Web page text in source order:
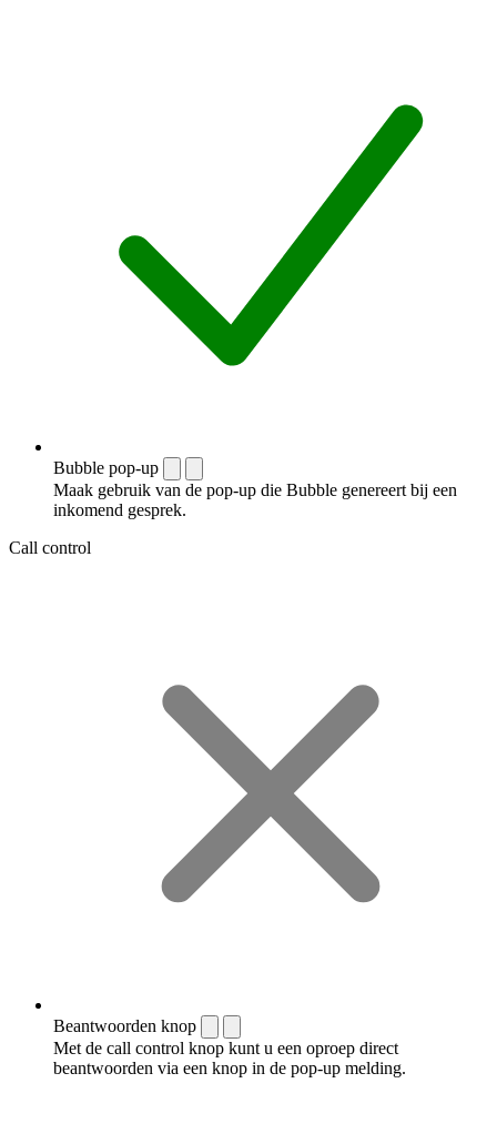
Bubble pop-up
Maak gebruik van de pop-up die Bubble genereert bij een
inkomend gesprek.
Call control
Beantwoorden knop
Met de call control knop kunt u een oproep direct
beantwoorden via een knop in de pop-up melding.